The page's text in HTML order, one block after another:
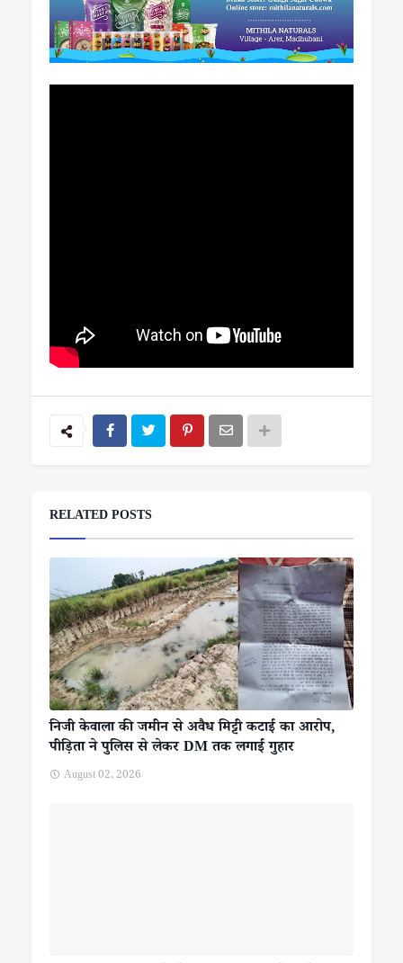
RELATED POSTS
निजी केवाला की जमीन से अवैध मिट्टी कटाई का आरोप,
पीड़िता ने पुलिस से लेकर DM तक लगाई गुहार
August 02, 2026